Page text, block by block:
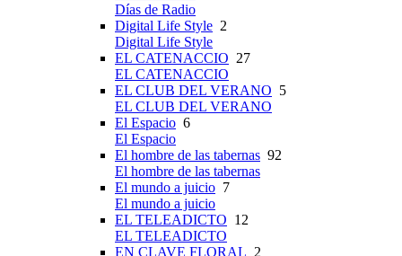
Días de Radio
Digital Life Style 2
Digital Life Style
EL CATENACCIO 27
EL CATENACCIO
EL CLUB DEL VERANO 5
EL CLUB DEL VERANO
El Espacio 6
El Espacio
El hombre de las tabernas 92
El hombre de las tabernas
El mundo a juicio 7
El mundo a juicio
EL TELEADICTO 12
EL TELEADICTO
EN CLAVE FLORAL 2